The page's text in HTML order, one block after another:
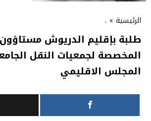
الرئيسية »
.
طلبة بإقليم الدريوش
المخصصة لجمعيات النقل
المجلس الاقليمي